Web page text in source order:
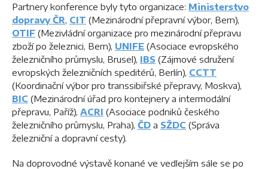
Partnery konference byly tyto organizace: Ministerstvo
dopravy ČR, CIT (Mezinárodní přepravní výbor, Bern),
OTIF (Mezivládní organizace pro mezinárodní přepravu
zboží po železnici, Bern), UNIFE (Asociace evropského
železničního průmyslu, Brusel), IBS (Zájmové sdružení
evropských železničních speditérů, Berlín), CCTT
(Koordinační výbor pro transsibiřské přepravy, Moskva),
BIC (Mezinárodní úřad pro kontejnery a intermodální
přepravu, Paříž), ACRI (Asociace podniků českého
železničního průmyslu, Praha), ČD a SŽDC (Správa
železniční a dopravní cesty).
Na doprovodné výstavě konané ve vedlejším sále se po